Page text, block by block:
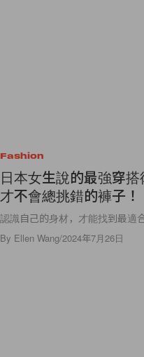
Fashion
日本女生說的最強穿搭
才不會總挑錯的褲子！
認識自己的身材，才能找到最適
By Ellen Wang/2024年7月26日